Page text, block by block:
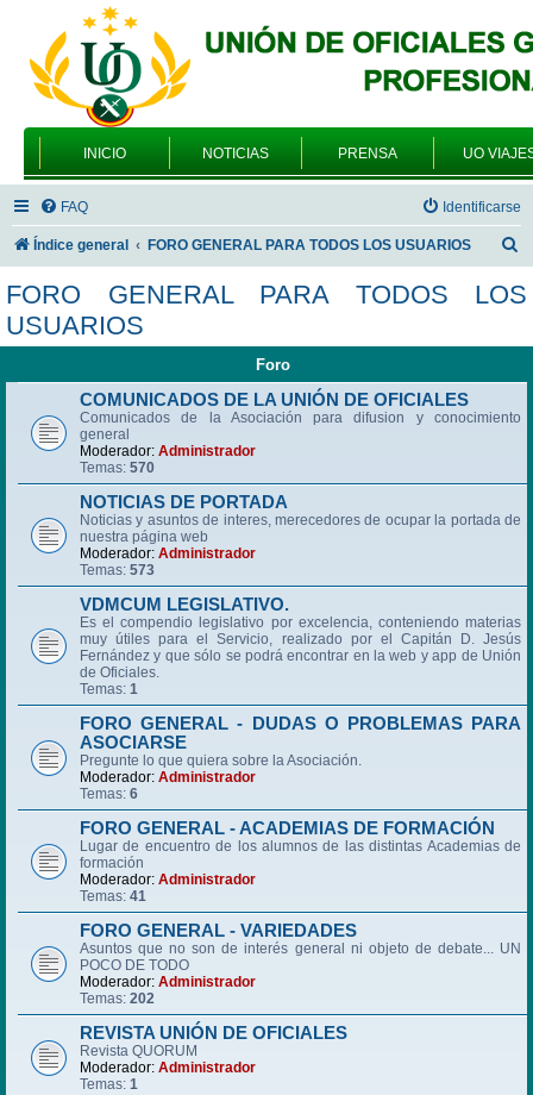
INICIO NOTICIAS PRENSA UO
FAQ Identificarse
Índice general FORO GENERAL PARA TODOS LOS USUARIOS
s
FORO GENERAL PARA TODOS LOS
USUARIOS
Foro
COMUNICADOS DE LA UNIÓN DE OFICIALES
Comunicados de la Asociación para difusion y conocimiento
general
Moderador: Administrador
Temas: 570
NOTICIAS DE PORTADA
Noticias y asuntos de interes, merecedores de ocupar la portada de
nuestra página web
Moderador: Administrador
Temas: 573
VDMCUM LEGISLATIVO.
Es el compendio legislativo por excelencia, conteniendo materias
muy útiles para el Servicio, realizado por el Capitán D. Jesús
Fernández y que sólo se podrá encontrar en la web y app de Unión
de Oficiales.
Temas: 1
FORO GENERAL - DUDAS O PROBLEMAS PARA
ASOCIARSE
Pregunte lo que quiera sobre la Asociación.
Moderador: Administrador
Temas: 6
FORO GENERAL - ACADEMIAS DE FORMACIÓN
Lugar de encuentro de los alumnos de las distintas Academias de
formación
Moderador: Administrador
Temas: 41
FORO GENERAL - VARIEDADES
Asuntos que no son de interés general ni objeto de debate... UN
POCO DE TODO
Moderador: Administrador
Temas: 202
REVISTA UNIÓN DE OFICIALES
Revista QUORUM
Moderador: Administrador
Temas: 1